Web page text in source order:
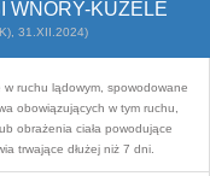
WNORY-KUŻELE
31.XII.2024)
w ruchu lądowym, spowodowane
obowiązujących w tym ruchu,
obrażenia ciała powodujące
trwające dłużej niż 7 dni.